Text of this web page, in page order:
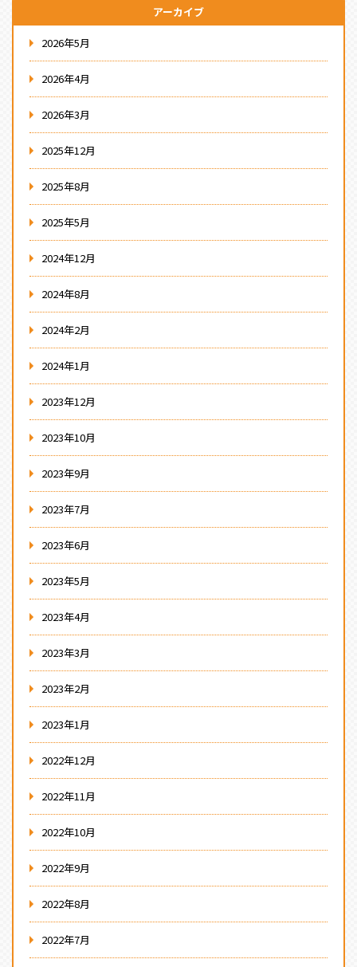
アーカイブ
2026年5月
2026年4月
2026年3月
2025年12月
2025年8月
2025年5月
2024年12月
2024年8月
2024年2月
2024年1月
2023年12月
2023年10月
2023年9月
2023年7月
2023年6月
2023年5月
2023年4月
2023年3月
2023年2月
2023年1月
2022年12月
2022年11月
2022年10月
2022年9月
2022年8月
2022年7月